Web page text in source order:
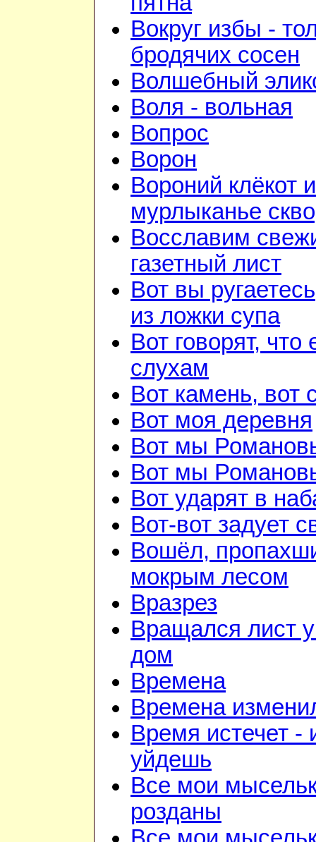
Вокруг избы -
бродячих сосен
Волшебный
Воля - вольная
Вопрос
Ворон
Вороний клёкот и
мурлыканье
Восславим
газетный лист
Вот вы
из ложки супа
Вот говорят, что
слухам
Вот камень, вот
Вот моя деревня
Вот мы
Вот мы
Вот ударят в
Вот-вот задует
Вошёл,
мокрым лесом
Вразрез
Вращался лист
дом
Времена
Времена
Время истечет -
уйдешь
Все мои
розданы